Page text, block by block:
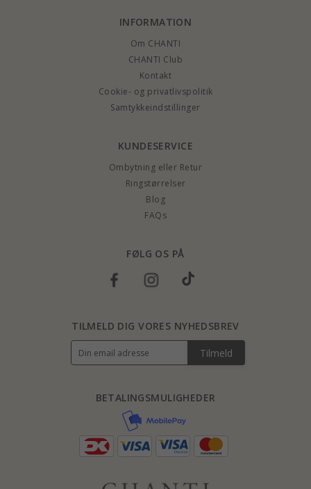
INFORMATION
Om CHANTI
CHANTI Club
Kontakt
Cookie- og privatlivspolitik
Samtykkeindstillinger
KUNDESERVICE
Ombytning eller Retur
Ringstørrelser
Blog
FAQs
FØLG OS PÅ
BETALINGSMULIGHEDER
TILMELD DIG VORES NYHEDSBREV
Tilmeld